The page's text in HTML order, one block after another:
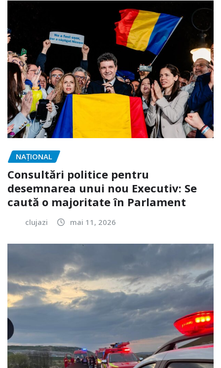
NAŢIONAL
Consultări politice pentru
desemnarea unui nou Executiv: Se
caută o majoritate în Parlament
clujazi mai 11, 2026